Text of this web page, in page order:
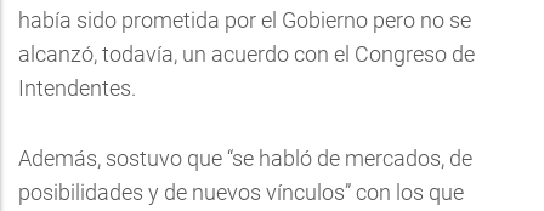
había sido prometida por el Gobierno pero no se
alcanzó, todavía, un acuerdo con el Congreso de
Intendentes.
Además, sostuvo que “se habló de mercados, de
posibilidades y de nuevos vínculos” con los que